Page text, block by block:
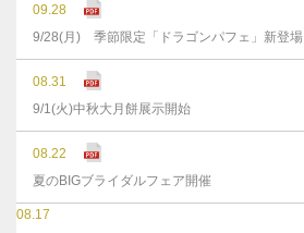
09.28
9/28(月) 季節限定「ドラゴンパフェ」新登場
08.31
9/1(火)中秋大月餅展示開始
08.22
夏のBIGブライダルフェア開催
08.17